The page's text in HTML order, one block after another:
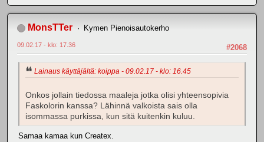
MonsTTer Kymen Pienoisautokerho
#2068
09.02.17 - klo: 17.36
Lainaus käyttäjältä: koippa - 09.02.17 - klo: 16.45
Onkos jollain tiedossa maaleja jotka olisi yhteensopivia
Faskolorin kanssa? Lähinnä valkoista sais olla
isommassa purkissa, kun sitä kuitenkin kuluu.
Samaa kamaa kun Createx.